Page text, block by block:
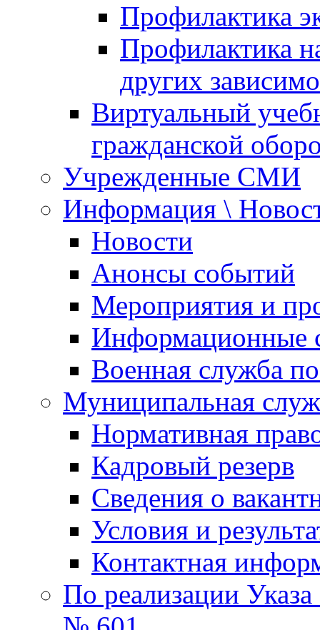
Профилактика
Профилактика
других
Виртуальный
гражданской
Учрежденные СМИ
Информация \
Новости
Анонсы событий
Мероприятия и
Информационные
Военная служба
Муниципальная
Нормативная
Кадровый резерв
Сведения о
Условия и
Контактная
По реализации